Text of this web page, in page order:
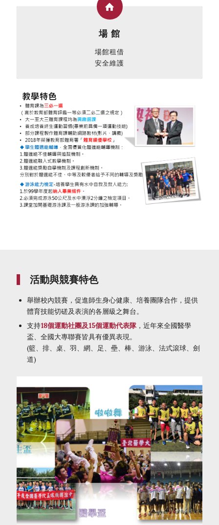
場 館
場館租借
安全維護
活動與競賽特色
舉辦校內競賽，促進師生身心健康、培養團隊合作，提供
體育技能切磋及表演的各層級之舞台。
支持18個運動社團及15個運動代表隊，近年來全國醫學
盃、全國大專聯賽皆具有優異表現。
(籃、排、桌、羽、網、足、壘、棒、游泳、法式滾球、劍
道)